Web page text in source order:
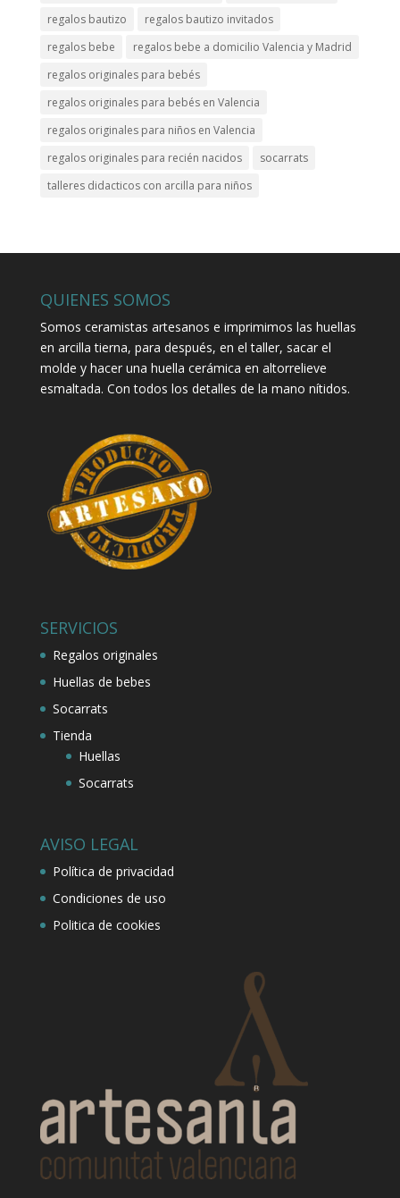
regalos bautizo
regalos bautizo invitados
regalos bebe
regalos bebe a domicilio Valencia y Madrid
regalos originales para bebés
regalos originales para bebés en Valencia
regalos originales para niños en Valencia
regalos originales para recién nacidos
socarrats
talleres didacticos con arcilla para niños
QUIENES SOMOS
Somos ceramistas artesanos e imprimimos las huellas
en arcilla tierna, para después, en el taller, sacar el
molde y hacer una huella cerámica en altorrelieve
esmaltada. Con todos los detalles de la mano nítidos.
SERVICIOS
Regalos originales
Huellas de bebes
Socarrats
Tienda
Huellas
Socarrats
AVISO LEGAL
Política de privacidad
Condiciones de uso
Politica de cookies